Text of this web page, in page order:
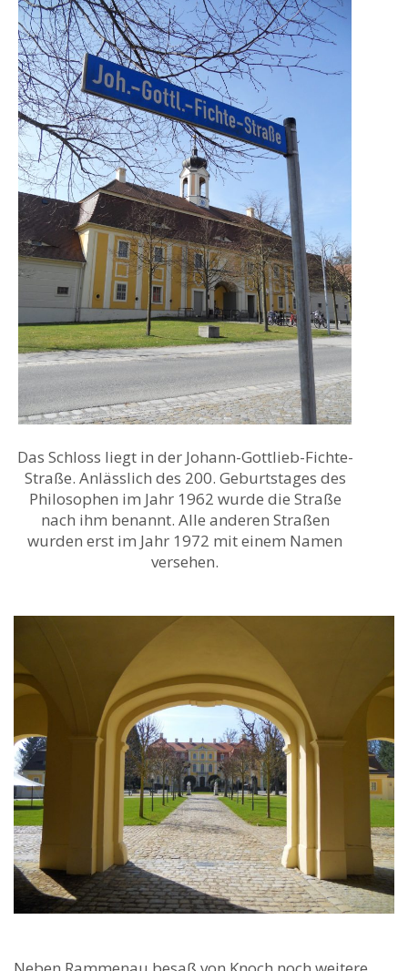
Das Schloss liegt in der Johann-Gottlieb-Fichte-
Straße. Anlässlich des 200. Geburtstages des
Philosophen im Jahr 1962 wurde die Straße
nach ihm benannt. Alle anderen Straßen
wurden erst im Jahr 1972 mit einem Namen
versehen.